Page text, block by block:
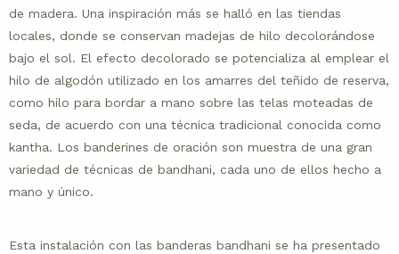
de madera. Una inspiración más se halló en las tiendas
locales, donde se conservan madejas de hilo decolorándose
bajo el sol. El efecto decolorado se potencializa al emplear el
hilo de algodón utilizado en los amarres del teñido de reserva,
como hilo para bordar a mano sobre las telas moteadas de
seda, de acuerdo con una técnica tradicional conocida como
kantha. Los banderines de oración son muestra de una gran
variedad de técnicas de bandhani, cada uno de ellos hecho a
mano y único.
Esta instalación con las banderas bandhani se ha presentado